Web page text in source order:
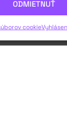
ODMIETNUŤ
cookie